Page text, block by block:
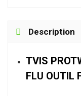
Description
TVIS
FLU OUTIL